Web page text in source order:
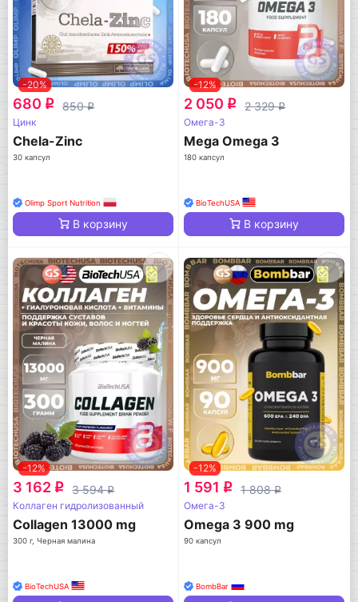
-20%
680 q 850q
Цинк
Chela-Zinc
30 капсул
Olimp Sport Nutrition
В корзину
-12%
2 050 q 2 329q
Омега-3
Mega Omega 3
180 капсул
BioTechUSA
В корзину
-12%
3 162 q 3 594q
Коллаген гидролизованный
Collagen 13000 mg
300 г, Черная малина
BioTechUSA
-12%
1 591 q 1 808q
Омега-3
Omega 3 900 mg
90 капсул
BombBar